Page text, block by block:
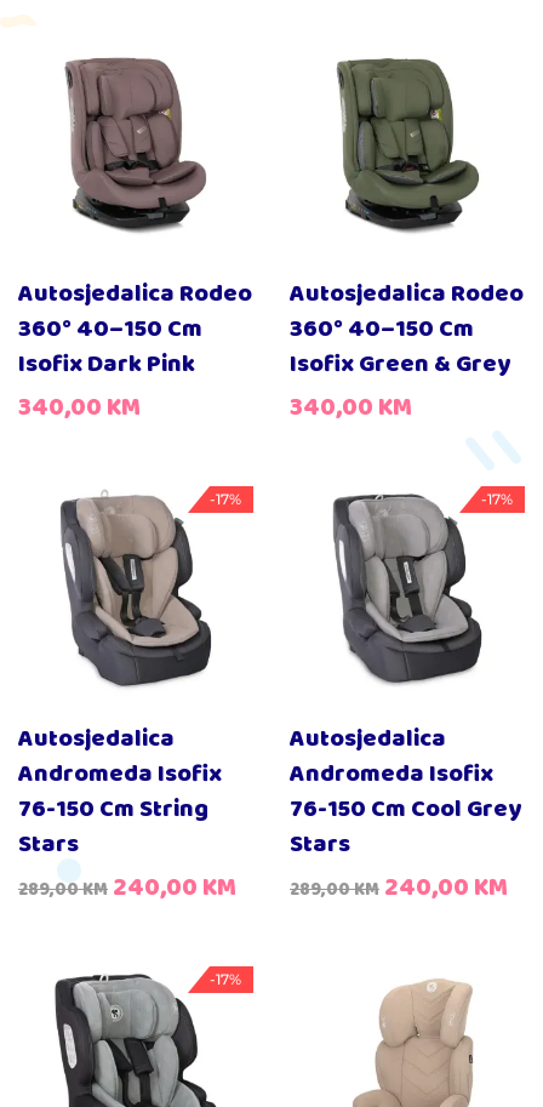
Autosjedalica Rodeo
360° 40–150 Cm
Isofix Dark Pink
340,00KM
Autosjedalica Rodeo
360° 40–150 Cm
Isofix Green & Grey
340,00KM
-17%
Autosjedalica
Andromeda Isofix
76-150 Cm String
Stars
289,00KM 240,00KM
-17%
Autosjedalica
Andromeda Isofix
76-150 Cm Cool Grey
Stars
289,00KM 240,00KM
-17%